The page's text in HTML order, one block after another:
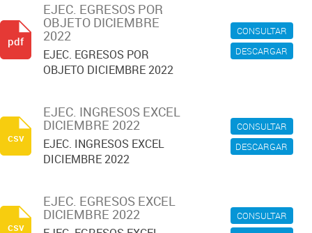
CONSULTAR
DESCARGAR
EJEC. EGRESOS POR
OBJETO DICIEMBRE
2022
EJEC. EGRESOS POR
OBJETO DICIEMBRE 2022
pdf
CONSULTAR
DESCARGAR
EJEC. INGRESOS EXCEL
DICIEMBRE 2022
EJEC. INGRESOS EXCEL
DICIEMBRE 2022
csv
CONSULTAR
EJEC. EGRESOS EXCEL
DICIEMBRE 2022
csv